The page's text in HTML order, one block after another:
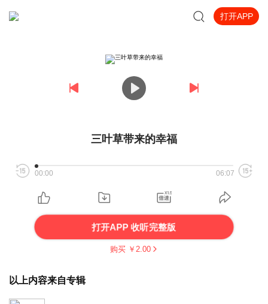
打开APP
三叶草带来的幸福
00:00 06:07
打开APP 收听完整版
购买 ￥ 2.00
以上内容来自专辑